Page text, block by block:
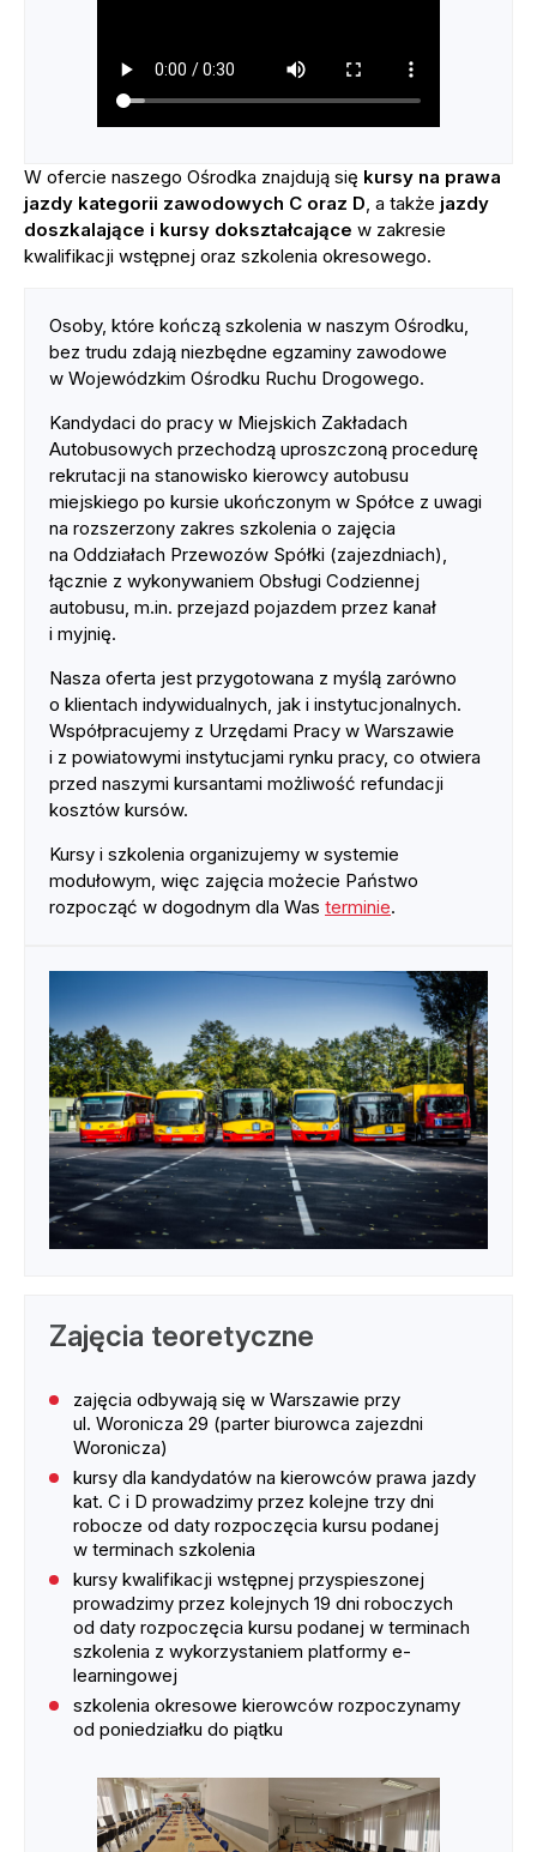
W ofercie naszego Ośrodka znajdują się kursy na prawa
jazdy kategorii zawodowych C oraz D , a także jazdy
doszkalające i kursy dokształcające w zakresie
kwalifikacji wstępnej oraz szkolenia okresowego.
Osoby, które kończą szkolenia w naszym Ośrodku,
bez trudu zdają niezbędne egzaminy zawodowe
w Wojewódzkim Ośrodku Ruchu Drogowego.
Kandydaci do pracy w Miejskich Zakładach
Autobusowych przechodzą uproszczoną procedurę
rekrutacji na stanowisko kierowcy autobusu
miejskiego po kursie ukończonym w Spółce z uwagi
na rozszerzony zakres szkolenia o zajęcia
na Oddziałach Przewozów Spółki (zajezdniach),
łącznie z wykonywaniem Obsługi Codziennej
autobusu, m.in. przejazd pojazdem przez kanał
i myjnię.
Nasza oferta jest przygotowana z myślą zarówno
o klientach indywidualnych, jak i instytucjonalnych.
Współpracujemy z Urzędami Pracy w Warszawie
i z powiatowymi instytucjami rynku pracy, co otwiera
przed naszymi kursantami możliwość refundacji
kosztów kursów.
Kursy i szkolenia organizujemy w systemie
modułowym, więc zajęcia możecie Państwo
rozpocząć w dogodnym dla Was terminie.
Zajęcia teoretyczne
zajęcia odbywają się w Warszawie przy
ul. Woronicza 29 (parter biurowca zajezdni
Woronicza)
kursy dla kandydatów na kierowców prawa jazdy
kat. C i D prowadzimy przez kolejne trzy dni
robocze od daty rozpoczęcia kursu podanej
w terminach szkolenia
kursy kwalifikacji wstępnej przyspieszonej
prowadzimy przez kolejnych 19 dni roboczych
od daty rozpoczęcia kursu podanej w terminach
szkolenia z wykorzystaniem platformy e-
learningowej
szkolenia okresowe kierowców rozpoczynamy
od poniedziałku do piątku